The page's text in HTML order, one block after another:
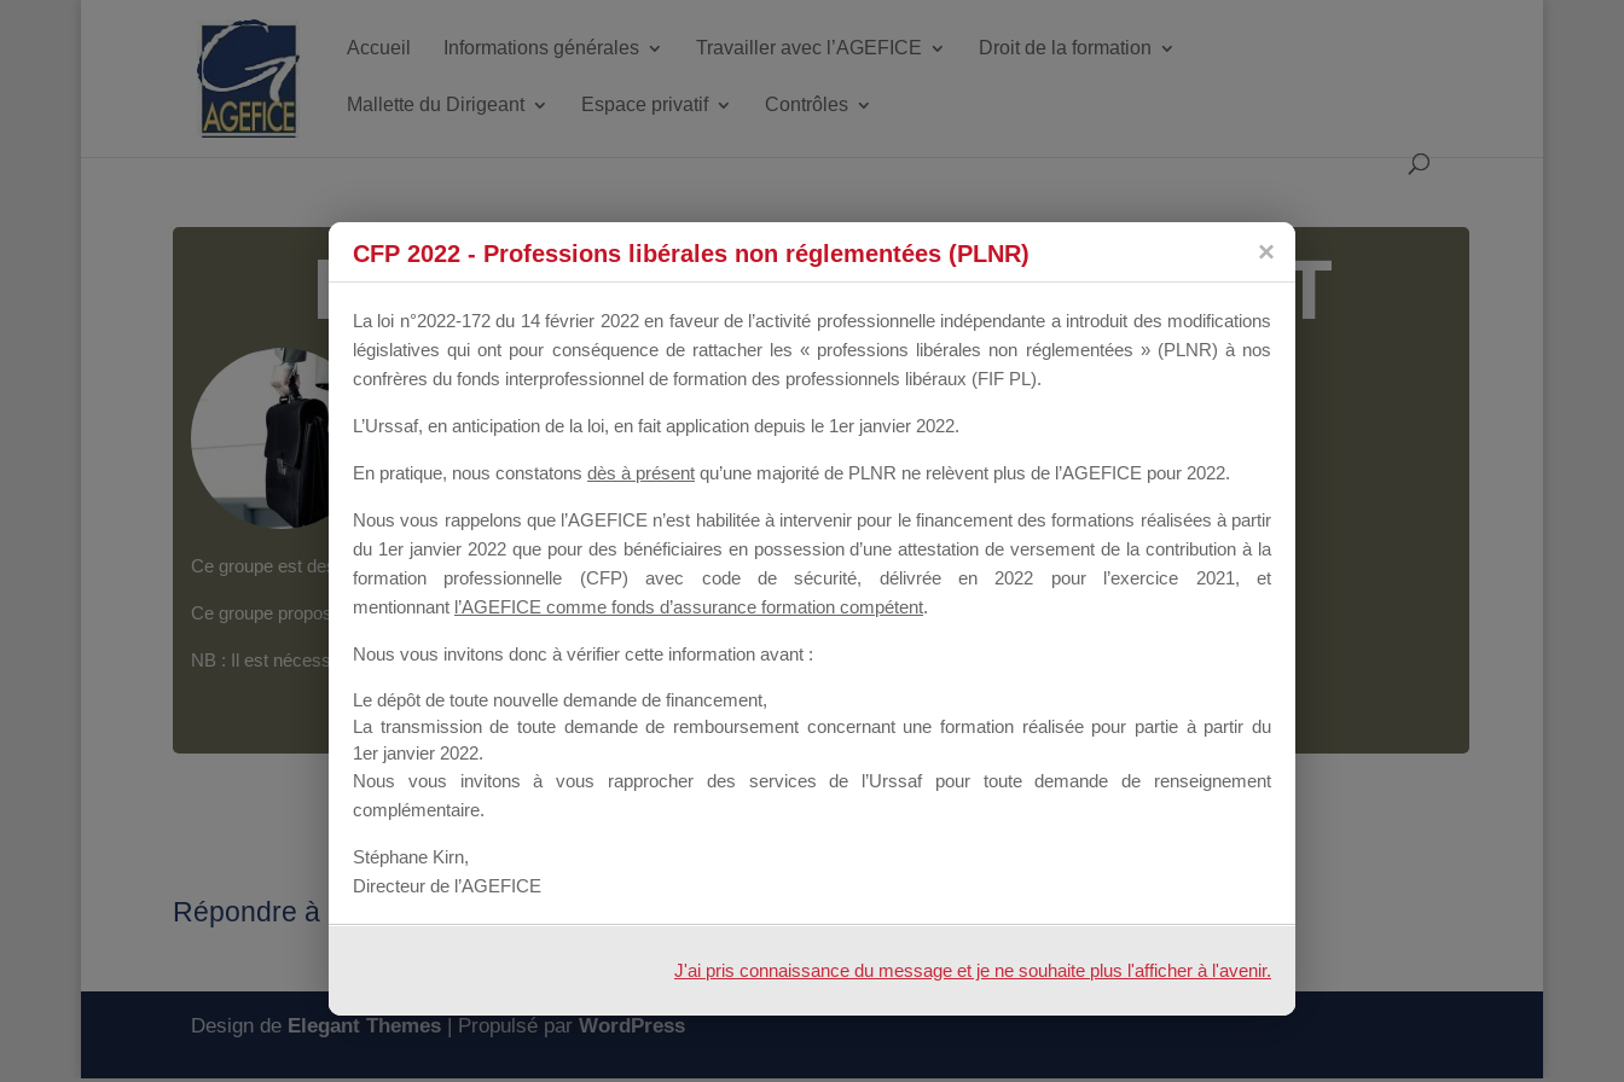
Accueil Informations générales Travailler avec l’AGEFICE Droit de la formation
Mallette du Dirigeant Espace privatif Contrôles
MALLETTE DU DIRIGEANT
Groupe Public il y a un mois
Ce groupe est destiné aux Organismes de Formation qui souhaitent répondre à l’Appel à Propositions Mallette du Dirigeant.
Ce groupe propose un forum dédié au support sur lequel il est possible de laisser un message ou poser une question.
NB : Il est nécessaire d’êtreinscrit(e)pour pouvoir rejoindre ce groupe
Répondre à : Attestation CFP
Design de Elegant Themes| Propulsé par WordPress
CFP 2022 - Professions libérales non réglementées (PLNR)
La loi n°2022-172 du 14 février 2022 en faveur de l’activité professionnelle indépendante a introduit des modifications
législatives qui ont pour conséquence de rattacher les « professions libérales non réglementées » (PLNR) à nos
confrères du fonds interprofessionnel de formation des professionnels libéraux (FIF PL).
L’Urssaf, en anticipation de la loi, en fait application depuis le 1er janvier 2022.
En pratique, nous constatons dès à présent qu’une majorité de PLNR ne relèvent plus de l’AGEFICE pour 2022.
Nous vous rappelons que l’AGEFICE n’est habilitée à intervenir pour le financement des formations réalisées à partir
du 1er janvier 2022 que pour des bénéficiaires en possession d’une attestation de versement de la contribution à la
formation professionnelle (CFP) avec code de sécurité, délivrée en 2022 pour l’exercice 2021, et
mentionnant l’AGEFICE comme fonds d’assurance formation compétent.
Nous vous invitons donc à vérifier cette information avant :
Le dépôt de toute nouvelle demande de financement,
La transmission de toute demande de remboursement concernant une formation réalisée pour partie à partir du
1er janvier 2022.
Nous vous invitons à vous rapprocher des services de l’Urssaf pour toute demande de renseignement
complémentaire.
Stéphane Kirn,
Directeur de l’AGEFICE
J'ai pris connaissance du message et je ne souhaite plus l'afficher à l'avenir.